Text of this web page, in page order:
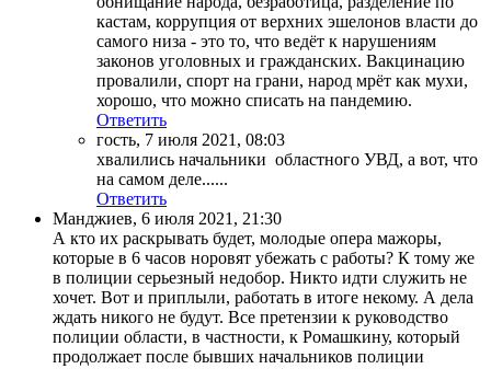
кастам, коррупция от верхних эшелонов власти до
самого низа - это то, что ведёт к нарушениям
законов уголовных и гражданских. Вакцинацию
провалили, спорт на грани, народ мрёт как мухи,
хорошо, что можно списать на пандемию.
Ответить
гость, 7 июля 2021, 08:03
хвалились начальники областного УВД, а вот, что
на самом деле......
Ответить
Манджиев, 6 июля 2021, 21:30
А кто их раскрывать будет, молодые опера мажоры,
которые в 6 часов норовят убежать с работы? К тому же
в полиции серьезный недобор. Никто идти служить не
хочет. Вот и приплыли, работать в итоге некому. А дела
ждать никого не будут. Все претензии к руководство
полиции области, в частности, к Ромашкину, который
продолжает после бывших начальников полиции